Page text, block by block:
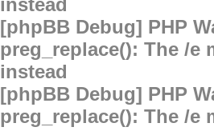
instead
[phpBB Debug] PHP
preg_replace(): The /
instead
[phpBB Debug] PHP
preg_replace(): The /